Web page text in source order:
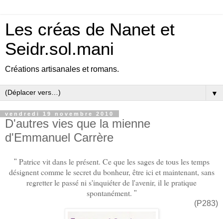
Les créas de Nanet et
Seidr.sol.mani
Créations artisanales et romans.
▼
vendredi 19 novembre 2010
D'autres vies que la mienne
d'Emmanuel Carrère
" Patrice vit dans le présent. Ce que les sages de tous les temps
désignent comme le secret du bonheur, être ici et maintenant, sans
regretter le passé ni s'inquiéter de l'avenir, il le pratique
spontanément. "
(P283)